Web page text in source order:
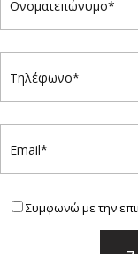
Συμφωνώ με την